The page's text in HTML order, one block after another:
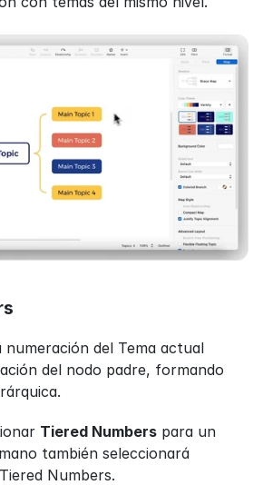
numeración del Tema actual
del nodo padre, formando
Tiered Numbers para un
también seleccionará
Numbers.